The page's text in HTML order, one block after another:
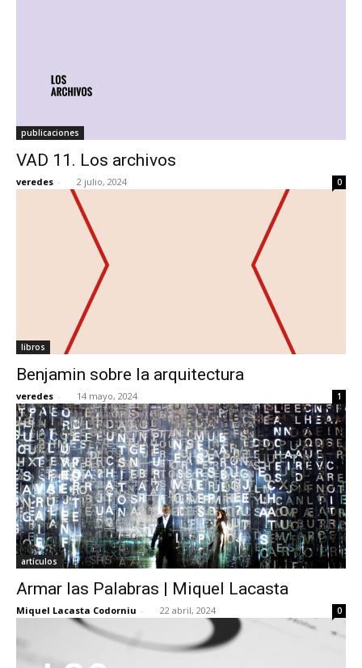
publicaciones
VAD 11. Los archivos
veredes - 2 julio, 2024 0
libros
Benjamin sobre la arquitectura
veredes - 14 mayo, 2024 1
artículos
Armar las Palabras | Miquel Lacasta
Miquel Lacasta Codorniu - 22 abril, 2024 0